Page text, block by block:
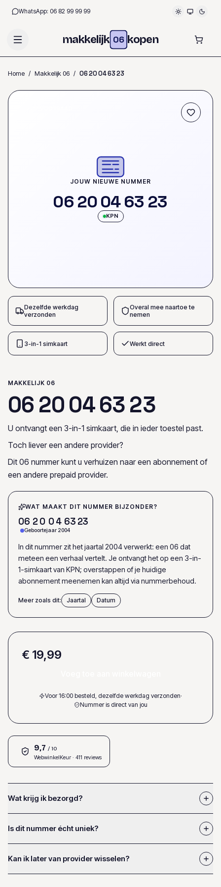
WhatsApp: 06 82 99 99 99
makkelijk 06 kopen
Home / Makkelijk 06 / 0620046323
JOUW NIEUWE NUMMER
06 200463 23
KPN
Dezelfde werkdag
verzonden
Overal mee naartoe te
nemen
3-in-1 simkaart Werkt direct
MAKKELIJK 06
06 20046323
U ontvangt een 3-in-1 simkaart, die in ieder toestel past.
Toch liever een andere provider?
Dit 06 nummer kunt u verhuizen naar een abonnement of
een andere prepaid provider.
WAT MAAKT DIT NUMMER BIJZONDER?
06 20 04 63 23
Geboortejaar 2004
In dit nummer zit het jaartal 2004 verwerkt: een 06 dat
meteen een verhaal vertelt. Je ontvangt het op een 3-in-
1-simkaart van KPN; overstappen of je huidige
abonnement meenemen kan altijd via nummerbehoud.
Meer zoals dit: Jaartal Datum
€ 19,99
Voor 16:00 besteld, dezelfde werkdag verzonden·
Nummer is direct van jou
9,7 / 10
WebwinkelKeur · 411 reviews
Wat krijg ik bezorgd?
Is dit nummer écht uniek?
Kan ik later van provider wisselen?